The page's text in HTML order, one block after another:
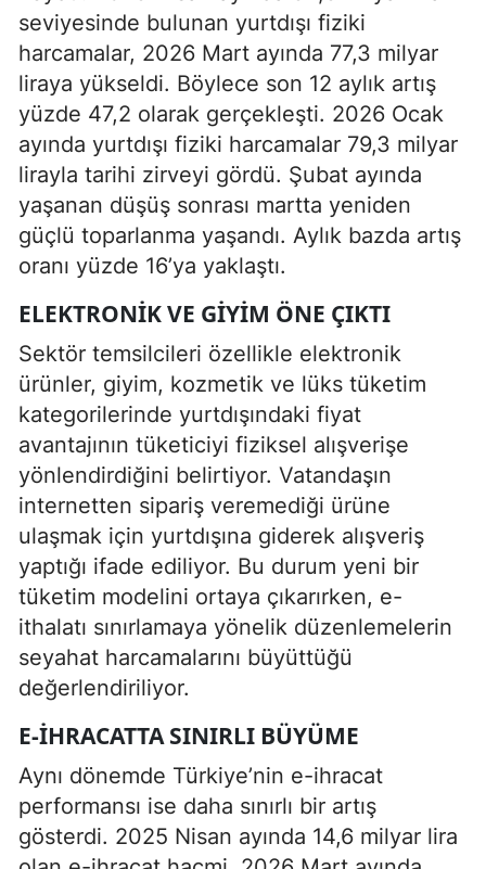
seviyesinde bulunan yurtdışı fiziki
harcamalar, 2026 Mart ayında 77,3 milyar
liraya yükseldi. Böylece son 12 aylık artış
yüzde 47,2 olarak gerçekleşti. 2026 Ocak
ayında yurtdışı fiziki harcamalar 79,3 milyar
lirayla tarihi zirveyi gördü. Şubat ayında
yaşanan düşüş sonrası martta yeniden
güçlü toparlanma yaşandı. Aylık bazda artış
oranı yüzde 16’ya yaklaştı.
ELEKTRONIK VE GIYIM ÖNE ÇIKTI
Sektör temsilcileri özellikle elektronik
ürünler, giyim, kozmetik ve lüks tüketim
kategorilerinde yurtdışındaki fiyat
avantajının tüketiciyi fiziksel alışverişe
yönlendirdiğini belirtiyor. Vatandaşın
internetten sipariş veremediği ürüne
ulaşmak için yurtdışına giderek alışveriş
yaptığı ifade ediliyor. Bu durum yeni bir
tüketim modelini ortaya çıkarırken, e-
ithalatı sınırlamaya yönelik düzenlemelerin
seyahat harcamalarını büyüttüğü
değerlendiriliyor.
E-IHRACATTA SINIRLI BÜYÜME
Aynı dönemde Türkiye’nin e-ihracat
performansı ise daha sınırlı bir artış
gösterdi. 2025 Nisan ayında 14,6 milyar lira